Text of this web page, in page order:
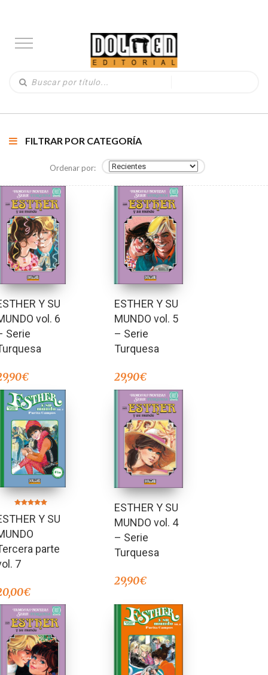
FILTRAR POR CATEGORÍA
Ordenar por:
Y SU
vol. 6
Serie
€
ESTHER Y SU
MUNDO vol. 5
– Serie
Turquesa
29,90€
5.00
de 5
Y SU
parte
7
€
ESTHER Y SU
MUNDO vol. 4
– Serie
Turquesa
29,90€